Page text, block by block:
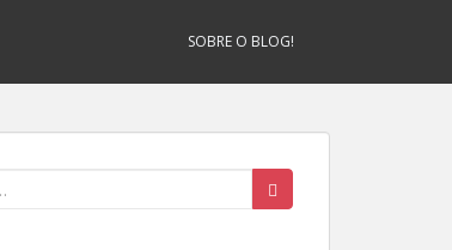
SOBRE O BLOG!